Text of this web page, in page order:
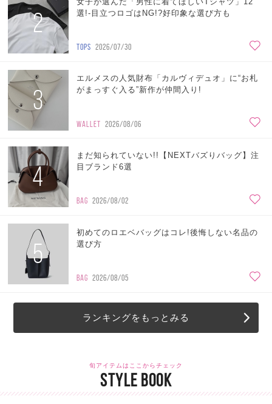
2
選!-目立つロゴはNG!?好印象な選び方も
TOPS 2026/07/30
3
エルメスの人気財布「カルヴィデュオ」に“お札
がまっすぐ入る”新作が仲間入り!
WALLET 2026/08/06
4
まだ知られていない!!【NEXTバズりバッグ】注
目ブランド6選
BAG 2026/08/02
5
初めてのロエベバッグはコレ!後悔しない名品の
選び方
BAG 2026/08/05
ランキングをもっとみる
旬アイテムはここからチェック
STYLE BOOK